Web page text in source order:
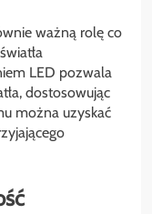
ważną rolę co
LED pozwala
dostosowując
można uzyskać